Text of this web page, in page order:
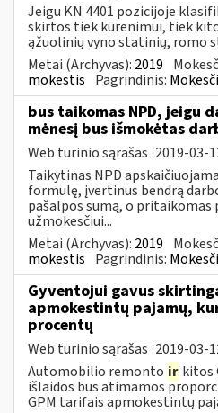
Jeigu KN 4401 pozicijoje
skirtos tiek kūrenimui, tiek
ąžuolinių vyno statinių, romo
Metai (Archyvas): 2019
mokestis Pagrindinis:
bus taikomas NPD, jeigu
mėnesį bus išmokėtas
Web turinio sąrašas 2019-03-
Taikytinas NPD
formulę, įvertinus bendrą
pašalpos sumą, o
užmokesčiui...
Metai (Archyvas): 2019
mokestis Pagrindinis:
Gyventojui gavus
apmokestintų pajamų,
procentų
Web turinio sąrašas 2019-03-
Automobilio remonto ir kitos
išlaidos bus atimamos
GPM tarifais apmokestintų